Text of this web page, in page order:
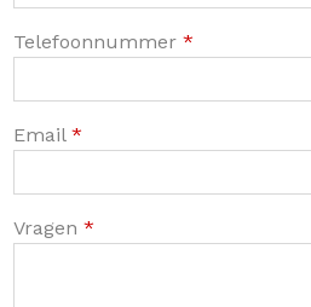
Telefoonnummer*
Email*
Vragen*